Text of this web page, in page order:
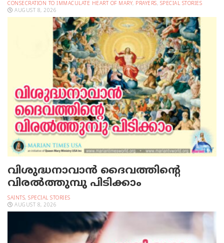
CONSECRATION TO IMMACULATE HEART OF MARY, PRAYERS, SPECIAL STORIES
AUGUST 8, 2026
വിശുദ്ധനാവാന്‍ ദൈവത്തിന്റെ
വിരല്‍ത്തുമ്പു പിടിക്കാം
SAINTS, SPECIAL STORIES
AUGUST 8, 2026